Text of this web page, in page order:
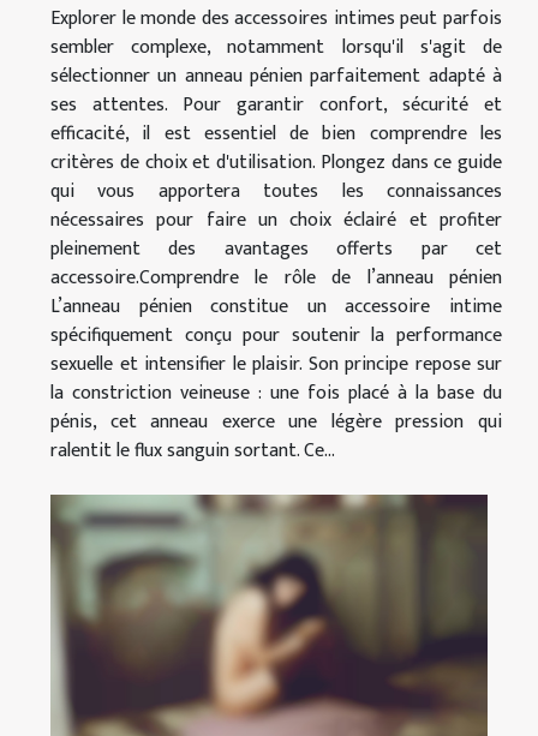
Explorer le monde des accessoires intimes peut parfois
sembler complexe, notamment lorsqu'il s'agit de
sélectionner un anneau pénien parfaitement adapté à
ses attentes. Pour garantir confort, sécurité et
efficacité, il est essentiel de bien comprendre les
critères de choix et d'utilisation. Plongez dans ce guide
qui vous apportera toutes les connaissances
nécessaires pour faire un choix éclairé et profiter
pleinement des avantages offerts par cet
accessoire.Comprendre le rôle de l’anneau pénien
L’anneau pénien constitue un accessoire intime
spécifiquement conçu pour soutenir la performance
sexuelle et intensifier le plaisir. Son principe repose sur
la constriction veineuse : une fois placé à la base du
pénis, cet anneau exerce une légère pression qui
ralentit le flux sanguin sortant. Ce...